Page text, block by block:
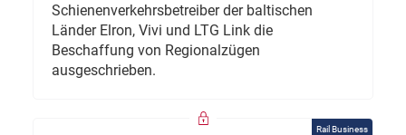
Schienenverkehrsbetreiber der baltischen
Länder Elron, Vivi und LTG Link die
Beschaffung von Regionalzügen
ausgeschrieben.
Rail Business